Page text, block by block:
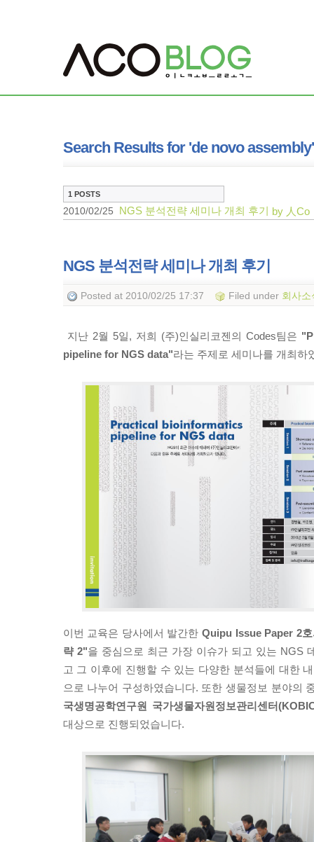
Search Results for 'de novo assembly'
1 POSTS
2010/02/25 NGS 분석전략 세미나 개최 후기 by 人Co
NGS 분석전략 세미나 개최 후기
Posted at 2010/02/25 17:37 Filed under 회사소
지난 2월 5일, 저희 (주)인실리코젠의 Codes팀은
pipeline for NGS data"라는 주제로 세미나를 개최하
이번 교육은 당사에서 발간한 Quipu Issue Paper 2
략 2"을 중심으로 최근 가장 이슈가 되고 있는 NGS
고 그 이후에 진행할 수 있는 다양한 분석들에 대한
으로 나누어 구성하였습니다. 또한 생물정보 분야의
국생명공학연구원 국가생물자원정보관리센터
대상으로 진행되었습니다.